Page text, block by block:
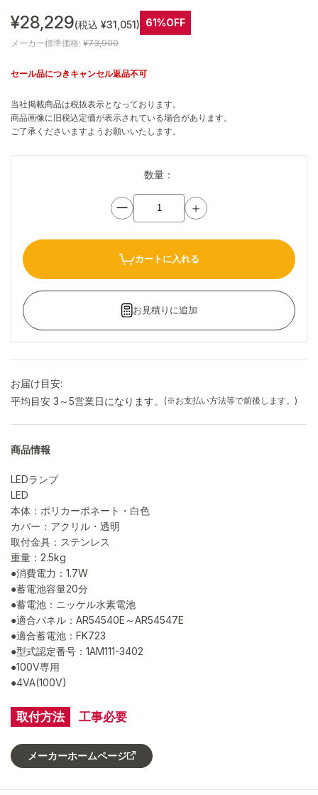
¥28,229(税込 ¥31,051) 61%OFF
メーカー標準価格: ¥73,900
セール品につきキャンセル返品不可
当社掲載商品は税抜表示となっております。
商品画像に旧税込定価が表示されている場合があります。
ご了承くださいますようお願いいたします。
取付方法 工事必要
数量：
ー ＋
カートに入れる
お見積りに追加
お届け目安:
平均目安 3～5営業日になります。
(※お支払い方法等で前後します。)
商品情報
LEDランプ
LED
本体：ポリカーボネート・白色
カバー：アクリル・透明
取付金具：ステンレス
重量：2.5kg
●消費電力：1.7W
●蓄電池容量20分
●蓄電池：ニッケル水素電池
●適合パネル：AR54540E～AR54547E
●適合蓄電池：FK723
●型式認定番号：1AM111-3402
●100V専用
●4VA(100V)
メーカーホームページ